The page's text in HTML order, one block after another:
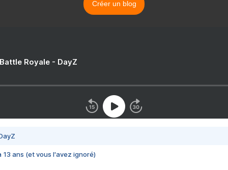
Créer un blog
Royale - DayZ
13 ans (et vous l'avez ignoré)